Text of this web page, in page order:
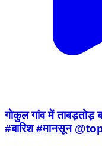
गोकुल गांव में ताबड़तोड़
#बारिश #मानसून